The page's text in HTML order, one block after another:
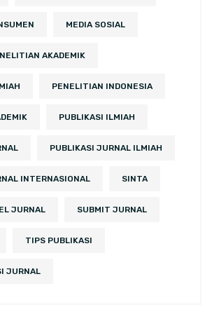
MEDIA SOSIAL
AKADEMIK
PENELITIAN INDONESIA
PUBLIKASI ILMIAH
PUBLIKASI JURNAL ILMIAH
INTERNASIONAL SINTA
JURNAL SUBMIT JURNAL
TIPS PUBLIKASI
JURNAL